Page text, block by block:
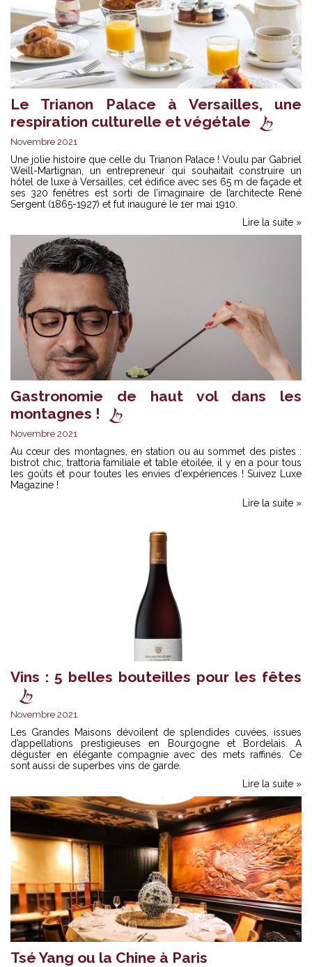
Le Trianon Palace à Versailles, une
respiration culturelle et végétale
Novembre 2021
Une jolie histoire que celle du Trianon Palace ! Voulu par Gabriel
Weill-Martignan, un entrepreneur qui souhaitait construire un
hôtel de luxe à Versailles, cet édifice avec ses 65 m de façade et
ses 320 fenêtres est sorti de l’imaginaire de l’architecte René
Sergent (1865-1927) et fut inauguré le 1er mai 1910.
Lire la suite »
Gastronomie de haut vol dans les
montagnes !
Novembre 2021
Au cœur des montagnes, en station ou au sommet des pistes :
bistrot chic, trattoria familiale et table étoilée, il y en a pour tous
les goûts et pour toutes les envies d'expériences ! Suivez Luxe
Magazine !
Lire la suite »
Vins : 5 belles bouteilles pour les fêtes
Novembre 2021
Les Grandes Maisons dévoilent de splendides cuvées, issues
d’appellations prestigieuses en Bourgogne et Bordelais. A
déguster en élégante compagnie avec des mets raffinés. Ce
sont aussi de superbes vins de garde.
Lire la suite »
Tsé Yang ou la Chine à Paris